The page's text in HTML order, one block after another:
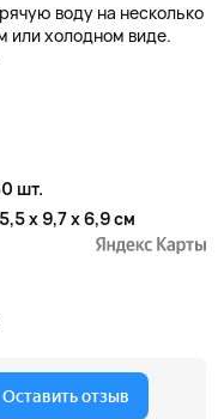
воду на несколько
или холодном виде.
шт.
x 9,7 x 6,9 см